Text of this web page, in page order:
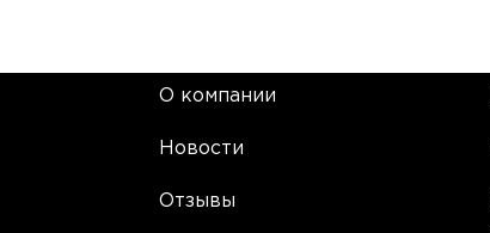
О компании
Новости
Отзывы